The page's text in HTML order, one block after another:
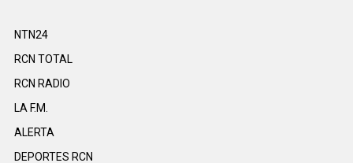
NTN24
RCN TOTAL
RCN RADIO
LA F.M.
ALERTA
DEPORTES RCN